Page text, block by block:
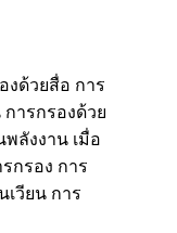
งด้วยสื่อ การ
ารกรองด้วย
ลังงาน เมื่อ
กรอง การ
วียน การ